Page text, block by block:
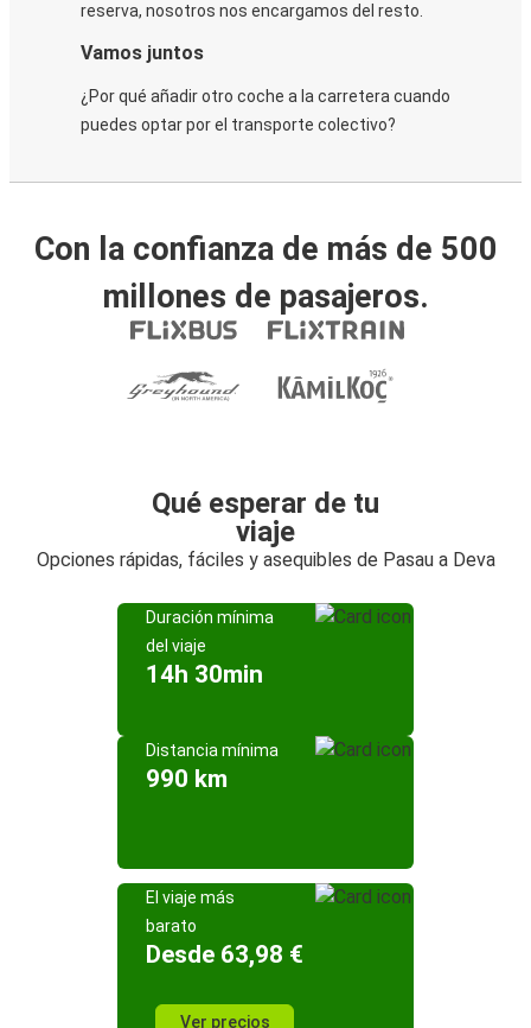
reserva, nosotros nos encargamos del resto.
Vamos juntos
¿Por qué añadir otro coche a la carretera cuando
puedes optar por el transporte colectivo?
Con la confianza de más de 500
millones de pasajeros.
Qué esperar de tu
viaje
Opciones rápidas, fáciles y asequibles de Pasau a Deva
Duración mínima
del viaje
14h 30min
Distancia mínima
990 km
El viaje más
barato
Desde 63,98 €
Ver precios